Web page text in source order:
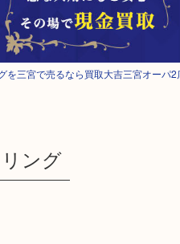
を三宮で売るなら買取大吉三宮オーパ2
ング